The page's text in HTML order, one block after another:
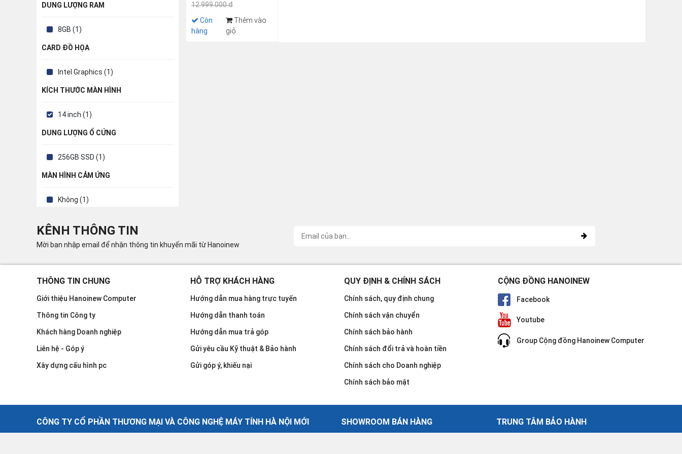
DUNG LƯỢNG RAM
8GB (1)
CARD ĐỒ HỌA
Intel Graphics (1)
KÍCH THƯỚC MÀN HÌNH
14 inch (1)
DUNG LƯỢNG Ổ CỨNG
256GB SSD (1)
MÀN HÌNH CẢM ỨNG
Không (1)
12.999.000 đ
Còn
hàng
Thêm vào
giỏ
KÊNH THÔNG TIN
Mời bạn nhập email để nhận thông tin khuyến mãi từ Hanoinew
THÔNG TIN CHUNG
Giới thiệu Hanoinew Computer
Thông tin Công ty
Khách hàng Doanh nghiệp
Liên hệ - Góp ý
Xây dựng cấu hình pc
HỖ TRỢ KHÁCH HÀNG
Hướng dẫn mua hàng trực tuyến
Hướng dẫn thanh toán
Hướng dẫn mua trả góp
Gửi yêu cầu Kỹ thuật & Bảo hành
Gửi góp ý, khiếu nại
QUY ĐỊNH & CHÍNH SÁCH
Chính sách, quy định chung
Chính sách vận chuyển
Chính sách bảo hành
Chính sách đổi trả và hoàn tiền
Chính sách cho Doanh nghiệp
Chính sách bảo mật
CỘNG ĐỒNG HANOINEW
Facebook
Youtube
Group Cộng đồng Hanoinew Computer
CÔNG TY CỔ PHẦN THƯƠNG MẠI VÀ CÔNG NGHỆ MÁY TÍNH HÀ NỘI MỚI SHOWROOM BÁN HÀNG TRUNG TÂM BẢO HÀNH